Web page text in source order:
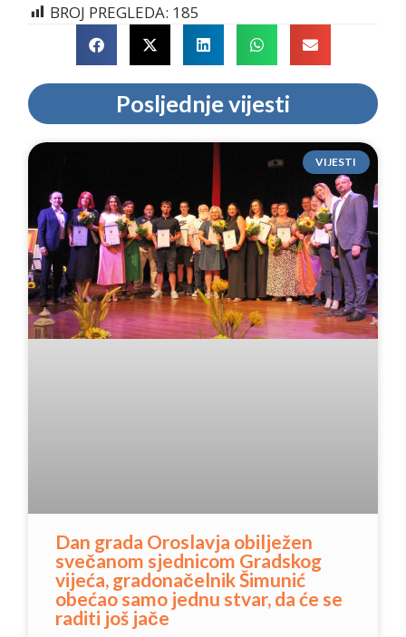
BROJ PREGLEDA: 185
Posljednje vijesti
VIJESTI
Dan grada Oroslavja obilježen
svečanom sjednicom Gradskog
vijeća, gradonačelnik Šimunić
obećao samo jednu stvar, da će se
raditi još jače